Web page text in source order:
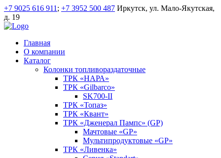
+7 9025 616 911 ; +7 3952 500 487 Иркутск, ул. Мало-Якутская,
д. 19
Главная
О компании
Каталог
Колонки топливораздаточные
ТРК «НАРА»
ТРК «Gilbarco»
SK700-II
ТРК «Топаз»
ТРК «Квант»
ТРК «Дженерал Пампс» (GP)
Мачтовые «GP»
Мультипродуктовые «GP»
ТРК «Ливенка»